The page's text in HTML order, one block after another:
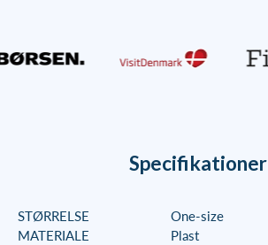
Specifikationer
STØRRELSE
One-size
MATERIALE
Plast